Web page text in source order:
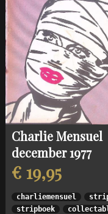
Charlie Mensuel
december 1977
€ 19,95
charliemensuel
stripboek